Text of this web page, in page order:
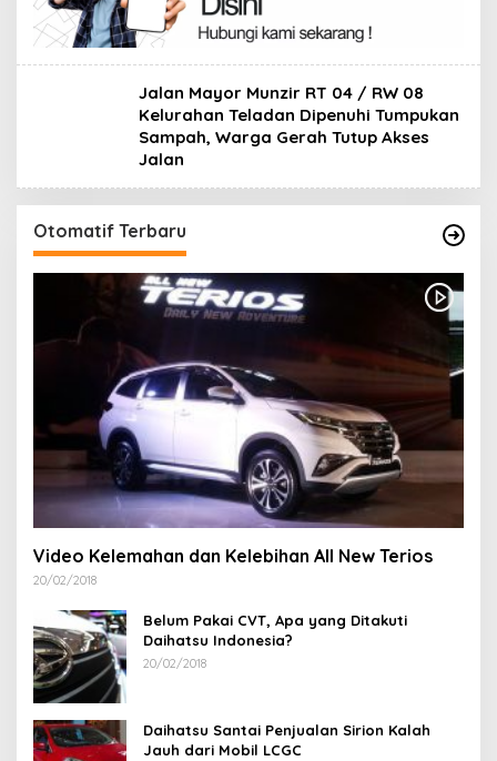
Jalan Mayor Munzir RT 04 / RW 08
Kelurahan Teladan Dipenuhi Tumpukan
Sampah, Warga Gerah Tutup Akses
Jalan
Otomatif Terbaru
Video Kelemahan dan Kelebihan All New Terios
20/02/2018
Belum Pakai CVT, Apa yang Ditakuti
Daihatsu Indonesia?
20/02/2018
Daihatsu Santai Penjualan Sirion Kalah
Jauh dari Mobil LCGC